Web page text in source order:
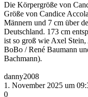
Die Körpergröße von
Größe von Candice
Männern und 7 cm über
Deutschland. 173 cm
ist so groß wie Axel
BoBo / René Baumann
Bachmann).
danny2008
1. November 2025 um
0